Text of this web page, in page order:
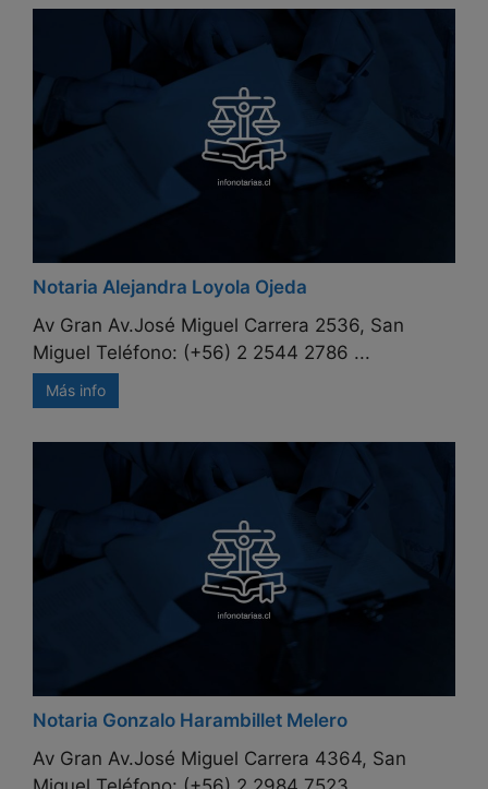
Notaria Alejandra Loyola Ojeda
Av Gran Av.José Miguel Carrera 2536, San
Miguel Teléfono: (+56) 2 2544 2786 ...
Más info
Notaria Gonzalo Harambillet Melero
Av Gran Av.José Miguel Carrera 4364, San